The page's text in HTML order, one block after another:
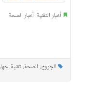
أخبار التقنية, أخبار الصحة
الجروح, الصحة, تقنية,